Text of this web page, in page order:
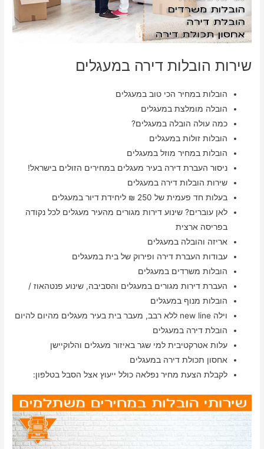
שירות הובלות דירה במעגלים
הובלות במחיר הכי טוב במעגלים
הובלה מומלצת במעגלים
כמה עולה הובלה במעגלים?
הובלות זולות במעגלים
הובלות במחיר מוזל במעגלים
ניסור העברת דירה בעיר מעגלים במחירים הזולים בישראל!
שירות הובלות דירה במעגלים
בעלות חד פעמית של 250 ₪ ליחידת דיור במעגלים
לאן עוברים? שינוע דירות מגורים מהעיר מעגלים לכל נקודה
בפריסה ארצית
אריזה והובלה במעגלים
עבודות העברת דירה ופירוק של בית במעגלים
הובלות משרדים במעגלים
העברת דירות מגורים במעגלים והסביבה, שינוע פנטהאוז /
הובלות מנוף במעגלים
וילה new line ללא רבב, מעבר בית בעיר מעגלים מהיום להיום
הובלת דירה במעגלים
עלות אטרקטיבית למי שגר באיזור מעגלים והלוקיישן
אחסון תכולת דירה במעגלים
לקבלת הצעת מחיר נפלאה כולל ייעוץ אצל הסבל בטלפון: